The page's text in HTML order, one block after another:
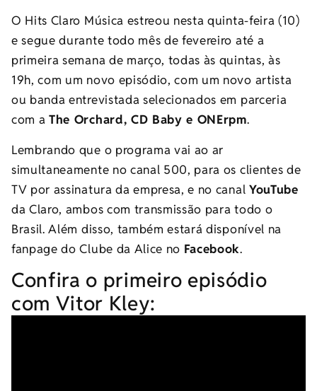
O Hits Claro Música estreou nesta quinta-feira (10)
e segue durante todo mês de fevereiro até a
primeira semana de março, todas às quintas, às
19h, com um novo episódio, com um novo artista
ou banda entrevistada selecionados em parceria
com aThe Orchard, CD Baby e ONErpm.
Lembrando que o programa vai ao ar
simultaneamente no canal 500, para os clientes de
TV por assinatura da empresa, e no canal YouTube
da Claro, ambos com transmissão para todo o
Brasil. Além disso, também estará disponível na
fanpage do Clube da Alice no Facebook.
Confira o primeiro episódio
com Vitor Kley: